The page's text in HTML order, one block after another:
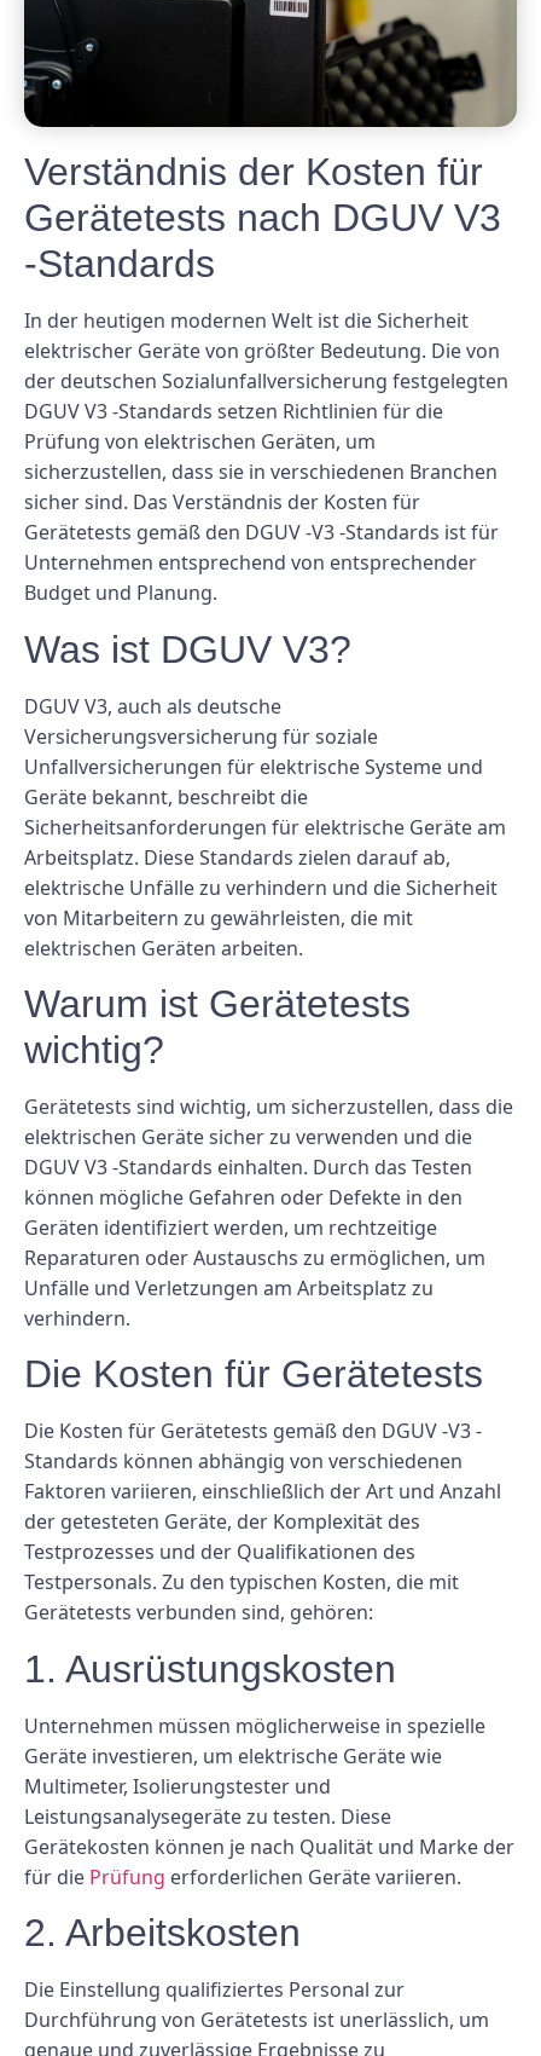
Verständnis der Kosten für
Gerätetests nach DGUV V3
-Standards
In der heutigen modernen Welt ist die Sicherheit
elektrischer Geräte von größter Bedeutung. Die von
der deutschen Sozialunfallversicherung festgelegten
DGUV V3 -Standards setzen Richtlinien für die
Prüfung von elektrischen Geräten, um
sicherzustellen, dass sie in verschiedenen Branchen
sicher sind. Das Verständnis der Kosten für
Gerätetests gemäß den DGUV -V3 -Standards ist für
Unternehmen entsprechend von entsprechender
Budget und Planung.
Was ist DGUV V3?
DGUV V3, auch als deutsche
Versicherungsversicherung für soziale
Unfallversicherungen für elektrische Systeme und
Geräte bekannt, beschreibt die
Sicherheitsanforderungen für elektrische Geräte am
Arbeitsplatz. Diese Standards zielen darauf ab,
elektrische Unfälle zu verhindern und die Sicherheit
von Mitarbeitern zu gewährleisten, die mit
elektrischen Geräten arbeiten.
Warum ist Gerätetests
wichtig?
Gerätetests sind wichtig, um sicherzustellen, dass die
elektrischen Geräte sicher zu verwenden und die
DGUV V3 -Standards einhalten. Durch das Testen
können mögliche Gefahren oder Defekte in den
Geräten identifiziert werden, um rechtzeitige
Reparaturen oder Austauschs zu ermöglichen, um
Unfälle und Verletzungen am Arbeitsplatz zu
verhindern.
Die Kosten für Gerätetests
Die Kosten für Gerätetests gemäß den DGUV -V3 -
Standards können abhängig von verschiedenen
Faktoren variieren, einschließlich der Art und Anzahl
der getesteten Geräte, der Komplexität des
Testprozesses und der Qualifikationen des
Testpersonals. Zu den typischen Kosten, die mit
Gerätetests verbunden sind, gehören:
1. Ausrüstungskosten
Unternehmen müssen möglicherweise in spezielle
Geräte investieren, um elektrische Geräte wie
Multimeter, Isolierungstester und
Leistungsanalysegeräte zu testen. Diese
Gerätekosten können je nach Qualität und Marke der
für die Prüfung erforderlichen Geräte variieren.
2. Arbeitskosten
Die Einstellung qualifiziertes Personal zur
Durchführung von Gerätetests ist unerlässlich, um
genaue und zuverlässige Ergebnisse zu